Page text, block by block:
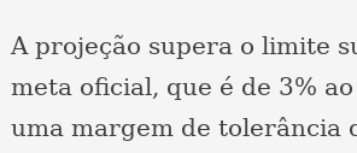
A projeção supera o limite
meta oficial, que é de 3%
uma margem de tolerância